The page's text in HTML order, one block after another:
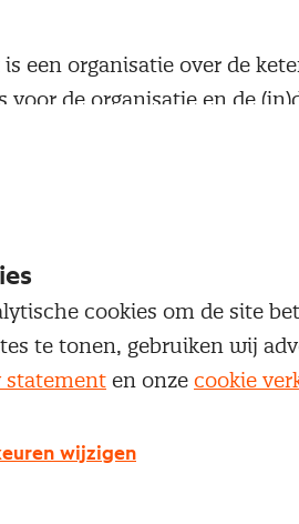
een organisatie over de
voor de organisatie en de
is één van de
EU-transparantierichtlijn
cookies om de site
te tonen, gebruiken wij
statement en onze cookie
wijzigen